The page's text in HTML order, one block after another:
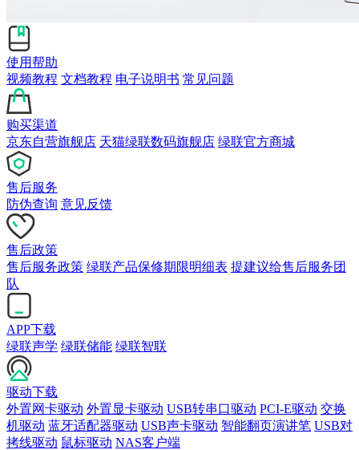
使用帮助
视频教程 文档教程 电子说明书 常见问题
购买渠道
京东自营旗舰店 天猫绿联数码旗舰店 绿联官方商城
售后服务
防伪查询 意见反馈
售后政策
售后服务政策 绿联产品保修期限明细表 提建议给售后服务团
队
APP下载
绿联声学 绿联储能 绿联智联
驱动下载
外置网卡驱动 外置显卡驱动 USB转串口驱动 PCI-E驱动 交换
机驱动 蓝牙适配器驱动 USB声卡驱动 智能翻页演讲笔 USB对
拷线驱动 鼠标驱动 NAS客户端